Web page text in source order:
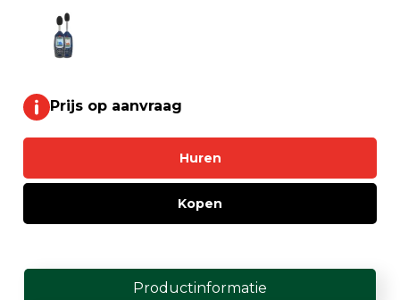
Prijs op aanvraag
Huren
Kopen
Productinformatie